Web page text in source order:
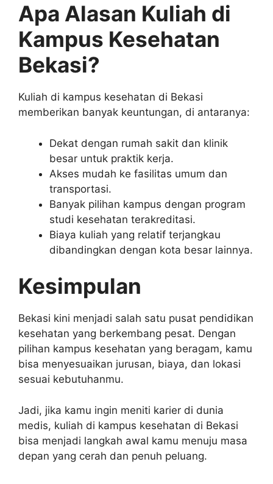
Apa Alasan Kuliah di
Kampus Kesehatan
Bekasi?
Kuliah di kampus kesehatan di Bekasi
memberikan banyak keuntungan, di antaranya:
Dekat dengan rumah sakit dan klinik
besar untuk praktik kerja.
Akses mudah ke fasilitas umum dan
transportasi.
Banyak pilihan kampus dengan program
studi kesehatan terakreditasi.
Biaya kuliah yang relatif terjangkau
dibandingkan dengan kota besar lainnya.
Kesimpulan
Bekasi kini menjadi salah satu pusat pendidikan
kesehatan yang berkembang pesat. Dengan
pilihan kampus kesehatan yang beragam, kamu
bisa menyesuaikan jurusan, biaya, dan lokasi
sesuai kebutuhanmu.
Jadi, jika kamu ingin meniti karier di dunia
medis, kuliah di kampus kesehatan di Bekasi
bisa menjadi langkah awal kamu menuju masa
depan yang cerah dan penuh peluang.